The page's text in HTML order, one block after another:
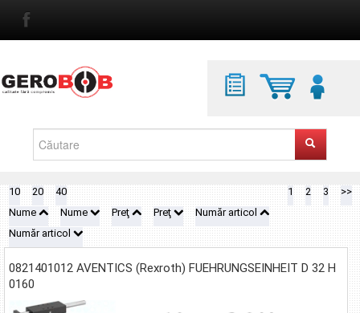
1 2 3 >>
10 20
40
Nume
Nume Preţ Preţ
Număr articol
Număr articol
0821401012 AVENTICS (Rexroth) FUEHRUNGSEINHEIT D 32 H
0160